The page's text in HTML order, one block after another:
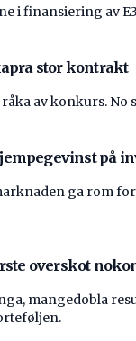
i finansiering av
stor kontrakt
av konkurs. No
på
ga rom
overskot
mangedobla